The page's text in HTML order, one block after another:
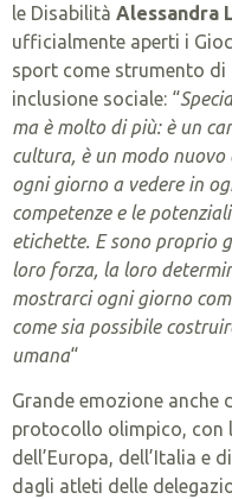
le Disabilità Alessandra
ufficialmente aperti i
sport come strumento di
inclusione sociale: “
ma è molto di più: è un
cultura, è un modo nuovo
ogni giorno a vedere in
competenze e le
etichette. E sono proprio
loro forza, la loro
mostrarci ogni giorno
come sia possibile
umana“
Grande emozione anche
protocollo olimpico, con
dell’Europa, dell’Italia e
dagli atleti delle